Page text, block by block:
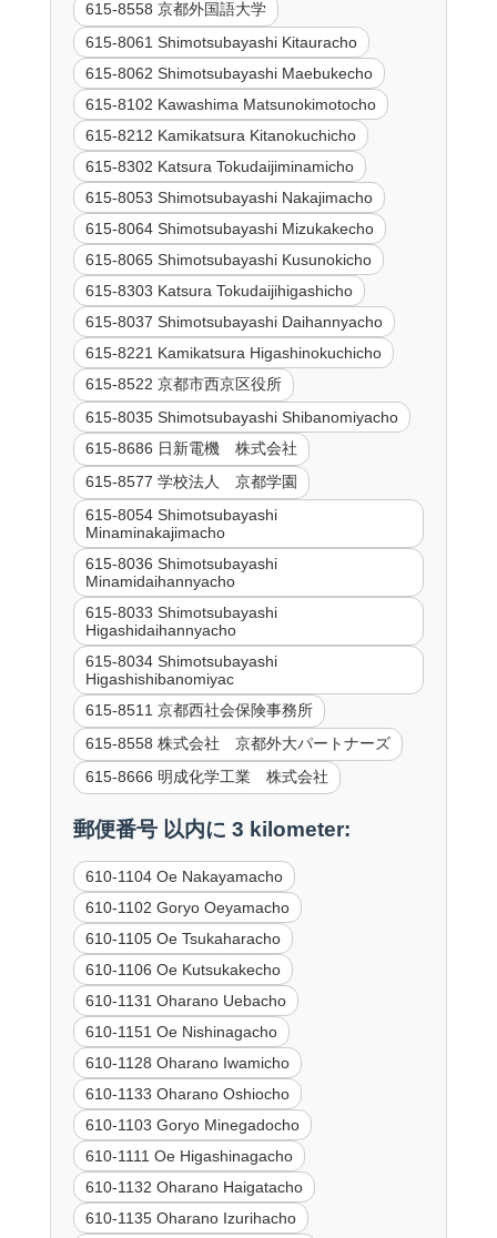
615-8558 京都外国語大学
615-8061 Shimotsubayashi Kitauracho
615-8062 Shimotsubayashi Maebukecho
615-8102 Kawashima Matsunokimotocho
615-8212 Kamikatsura Kitanokuchicho
615-8302 Katsura Tokudaijiminamicho
615-8053 Shimotsubayashi Nakajimacho
615-8064 Shimotsubayashi Mizukakecho
615-8065 Shimotsubayashi Kusunokicho
615-8303 Katsura Tokudaijihigashicho
615-8037 Shimotsubayashi Daihannyacho
615-8221 Kamikatsura Higashinokuchicho
615-8522 京都市西京区役所
615-8035 Shimotsubayashi Shibanomiyacho
615-8686 日新電機 株式会社
615-8577 学校法人 京都学園
615-8054 Shimotsubayashi
Minaminakajimacho
615-8036 Shimotsubayashi
Minamidaihannyacho
615-8033 Shimotsubayashi
Higashidaihannyacho
615-8034 Shimotsubayashi
Higashishibanomiyac
615-8511 京都西社会保険事務所
615-8558 株式会社 京都外大パートナーズ
615-8666 明成化学工業 株式会社
郵便番号 以内に 3 kilometer:
610-1104 Oe Nakayamacho
610-1102 Goryo Oeyamacho
610-1105 Oe Tsukaharacho
610-1106 Oe Kutsukakecho
610-1131 Oharano Uebacho
610-1151 Oe Nishinagacho
610-1128 Oharano Iwamicho
610-1133 Oharano Oshiocho
610-1103 Goryo Minegadocho
610-1111 Oe Higashinagacho
610-1132 Oharano Haigatacho
610-1135 Oharano Izurihacho